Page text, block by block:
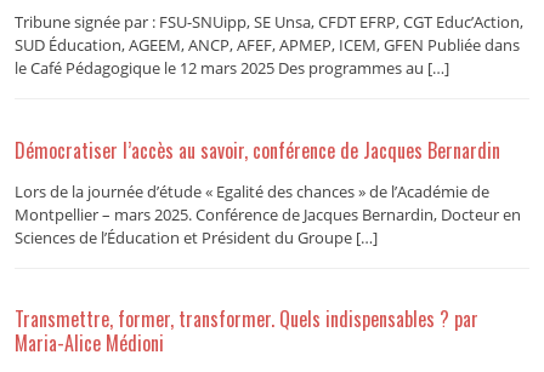
Tribune signée par : FSU-SNUipp, SE Unsa, CFDT EFRP, CGT Educ’Action,
SUD Éducation, AGEEM, ANCP, AFEF, APMEP, ICEM, GFEN Publiée dans
le Café Pédagogique le 12 mars 2025 Des programmes au […]
Démocratiser l’accès au savoir, conférence de Jacques Bernardin
Lors de la journée d’étude « Egalité des chances » de l’Académie de
Montpellier – mars 2025. Conférence de Jacques Bernardin, Docteur en
Sciences de l’Éducation et Président du Groupe […]
Transmettre, former, transformer. Quels indispensables ? par
Maria-Alice Médioni